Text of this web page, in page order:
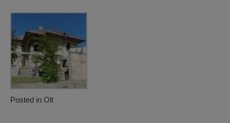
Posted in Olt